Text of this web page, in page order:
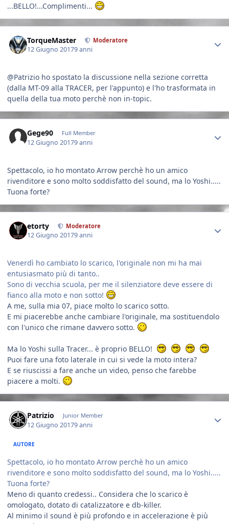
...BELLO!...Complimenti...
TorqueMaster Moderatore
12 Giugno 20179 anni
@Patrizio ho spostato la discussione nella sezione corretta
(dalla MT-09 alla TRACER, per l'appunto) e l'ho trasformata in
quella della tua moto perchè non in-topic.
Gege90 Full Member
12 Giugno 20179 anni
Spettacolo, io ho montato Arrow perchè ho un amico
rivenditore e sono molto soddisfatto del sound, ma lo Yoshi.....
Tuona forte?
etorty Moderatore
12 Giugno 20179 anni
Venerdì ho cambiato lo scarico, l'originale non mi ha mai
entusiasmato più di tanto..
Sono di vecchia scuola, per me il silenziatore deve essere di
fianco alla moto e non sotto!
A me, sulla mia 07, piace molto lo scarico sotto.
E mi piacerebbe anche cambiare l'originale, ma sostituendolo
con l'unico che rimane davvero sotto.
Ma lo Yoshi sulla Tracer... è proprio BELLO!
Puoi fare una foto laterale in cui si vede la moto intera?
E se riuscissi a fare anche un video, penso che farebbe
piacere a molti.
Patrizio Junior Member
12 Giugno 20179 anni
AUTORE
Spettacolo, io ho montato Arrow perchè ho un amico
rivenditore e sono molto soddisfatto del sound, ma lo Yoshi.....
Tuona forte?
Meno di quanto credessi.. Considera che lo scarico è
omologato, dotato di catalizzatore e db-killer.
Al minimo il sound è più profondo e in accelerazione è più